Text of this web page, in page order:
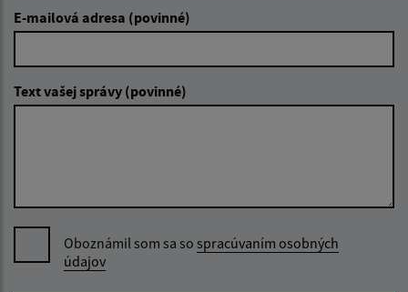
E-mailová adresa (povinné)
Text vašej správy (povinné)
Oboznámil som sa so spracúvaním osobných
údajov